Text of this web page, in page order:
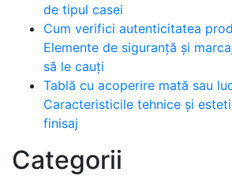
de tipul casei
Cum verifici autenticitatea
Elemente de siguranță și
să le cauți
Tablă cu acoperire mată sau
Caracteristicile tehnice și
finisaj
Categorii